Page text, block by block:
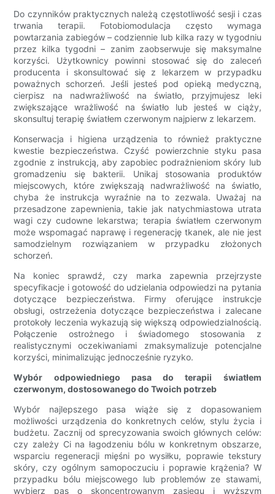
Do czynników praktycznych należą częstotliwość sesji i czas
trwania terapii. Fotobiomodulacja często wymaga
powtarzania zabiegów – codziennie lub kilka razy w tygodniu
przez kilka tygodni – zanim zaobserwuje się maksymalne
korzyści. Użytkownicy powinni stosować się do zaleceń
producenta i skonsultować się z lekarzem w przypadku
poważnych schorzeń. Jeśli jesteś pod opieką medyczną,
cierpisz na nadwrażliwość na światło, przyjmujesz leki
zwiększające wrażliwość na światło lub jesteś w ciąży,
skonsultuj terapię światłem czerwonym najpierw z lekarzem.
Konserwacja i higiena urządzenia to również praktyczne
kwestie bezpieczeństwa. Czyść powierzchnie styku pasa
zgodnie z instrukcją, aby zapobiec podrażnieniom skóry lub
gromadzeniu się bakterii. Unikaj stosowania produktów
miejscowych, które zwiększają nadwrażliwość na światło,
chyba że instrukcja wyraźnie na to zezwala. Uważaj na
przesadzone zapewnienia, takie jak natychmiastowa utrata
wagi czy cudowne lekarstwa; terapia światłem czerwonym
może wspomagać naprawę i regenerację tkanek, ale nie jest
samodzielnym rozwiązaniem w przypadku złożonych
schorzeń.
Na koniec sprawdź, czy marka zapewnia przejrzyste
specyfikacje i gotowość do udzielania odpowiedzi na pytania
dotyczące bezpieczeństwa. Firmy oferujące instrukcje
obsługi, ostrzeżenia dotyczące bezpieczeństwa i zalecane
protokoły leczenia wykazują się większą odpowiedzialnością.
Połączenie ostrożnego i świadomego stosowania z
realistycznymi oczekiwaniami zmaksymalizuje potencjalne
korzyści, minimalizując jednocześnie ryzyko.
Wybór odpowiedniego pasa do terapii światłem
czerwonym, dostosowanego do Twoich potrzeb
Wybór najlepszego pasa wiąże się z dopasowaniem
możliwości urządzenia do konkretnych celów, stylu życia i
budżetu. Zacznij od sprecyzowania swoich głównych celów:
czy zależy Ci na łagodzeniu bólu w konkretnym obszarze,
wsparciu regeneracji mięśni po wysiłku, poprawie tekstury
skóry, czy ogólnym samopoczuciu i poprawie krążenia? W
przypadku bólu miejscowego lub problemów ze stawami,
wybierz pas o skoncentrowanym zasięgu i wyższym